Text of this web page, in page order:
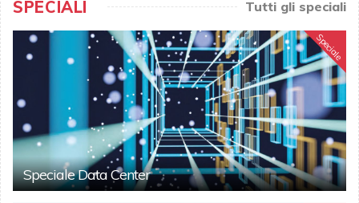
SPECIALI Tutti gli speciali
Speciale
Speciale Data Center